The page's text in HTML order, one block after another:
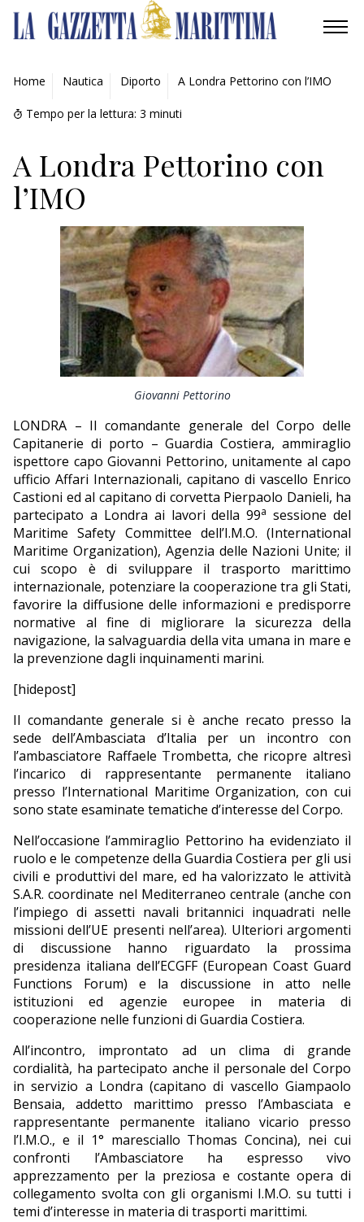
AMBIENTE
MOBILITÀ
INDUSTRIA
RICERCA
ECONOMIA
TURISMO
CULTURA
NAUTICA
Home Nautica Diporto A Londra Pettorino con l’IMO
Tempo per la lettura: 3 minuti
A Londra Pettorino con
l’IMO
Giovanni Pettorino
LONDRA – Il comandante generale del Corpo delle
Capitanerie di porto – Guardia Costiera, ammiraglio
ispettore capo Giovanni Pettorino, unitamente al capo
ufficio Affari Internazionali, capitano di vascello Enrico
Castioni ed al capitano di corvetta Pierpaolo Danieli, ha
partecipato a Londra ai lavori della 99a sessione del
Maritime Safety Committee dell’I.M.O. (International
Maritime Organization), Agenzia delle Nazioni Unite; il
cui scopo è di sviluppare il trasporto marittimo
internazionale, potenziare la cooperazione tra gli Stati,
favorire la diffusione delle informazioni e predisporre
normative al fine di migliorare la sicurezza della
navigazione, la salvaguardia della vita umana in mare e
la prevenzione dagli inquinamenti marini.
[hidepost]
Il comandante generale si è anche recato presso la
sede dell’Ambasciata d’Italia per un incontro con
l’ambasciatore Raffaele Trombetta, che ricopre altresì
l’incarico di rappresentante permanente italiano
presso l’International Maritime Organization, con cui
sono state esaminate tematiche d’interesse del Corpo.
Nell’occasione l’ammiraglio Pettorino ha evidenziato il
ruolo e le competenze della Guardia Costiera per gli usi
civili e produttivi del mare, ed ha valorizzato le attività
S.A.R. coordinate nel Mediterraneo centrale (anche con
l’impiego di assetti navali britannici inquadrati nelle
missioni dell’UE presenti nell’area). Ulteriori argomenti
di discussione hanno riguardato la prossima
presidenza italiana dell’ECGFF (European Coast Guard
Functions Forum) e la discussione in atto nelle
istituzioni ed agenzie europee in materia di
cooperazione nelle funzioni di Guardia Costiera.
All’incontro, improntato ad un clima di grande
cordialità, ha partecipato anche il personale del Corpo
in servizio a Londra (capitano di vascello Giampaolo
Bensaia, addetto marittimo presso l’Ambasciata e
rappresentante permanente italiano vicario presso
l’I.M.O., e il 1° maresciallo Thomas Concina), nei cui
confronti l’Ambasciatore ha espresso vivo
apprezzamento per la preziosa e costante opera di
collegamento svolta con gli organismi I.M.O. su tutti i
temi d’interesse in materia di trasporti marittimi.